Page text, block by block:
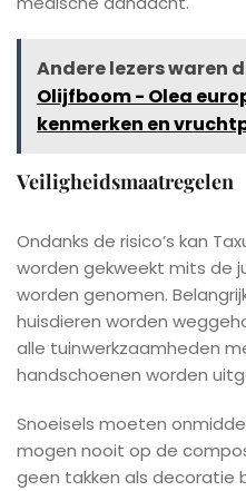
Andere lezers waren
Olijfboom - Olea
kenmerken en
Veiligheidsmaatregelen
Ondanks de risico’s kan
worden gekweekt mits de
worden genomen.
huisdieren worden
alle tuinwerkzaamheden
handschoenen worden
Snoeisels moeten
mogen nooit op de
geen takken als decoratie